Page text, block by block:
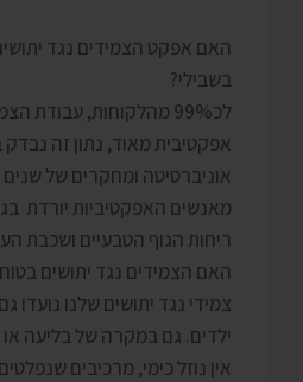
האם אפקט הצמידים נגד
בשבילי?
לכ99% מהלקוחות, עבודת
אפקטיבית מאוד, נתון זה נבדק
אוניברסיטה ומחקרים של
מאנשים האפקטיביות יורדת
ריחות הגוף הטבעיים ושכבת
האם הצמידים נגד יתושים
צמידי נגד יתושים שלנו נועדו
ילדים. גם במקרה של בליעה
אין נוזל כימי, מרכיבים